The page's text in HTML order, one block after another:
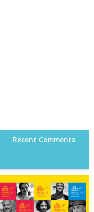
Recent Comments